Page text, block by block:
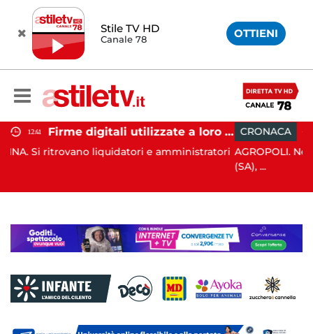
Stile TV HD
Canale 78 OTTIENI
Firme digitali utilizzate a loro insaputa: 9 indagati nel Vallo di Diano
e amministratori
CRONACA 11:33
AGROPOLI. Nella notte del 6 agosto